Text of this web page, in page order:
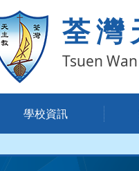
荃灣
Tsuen
學校資訊